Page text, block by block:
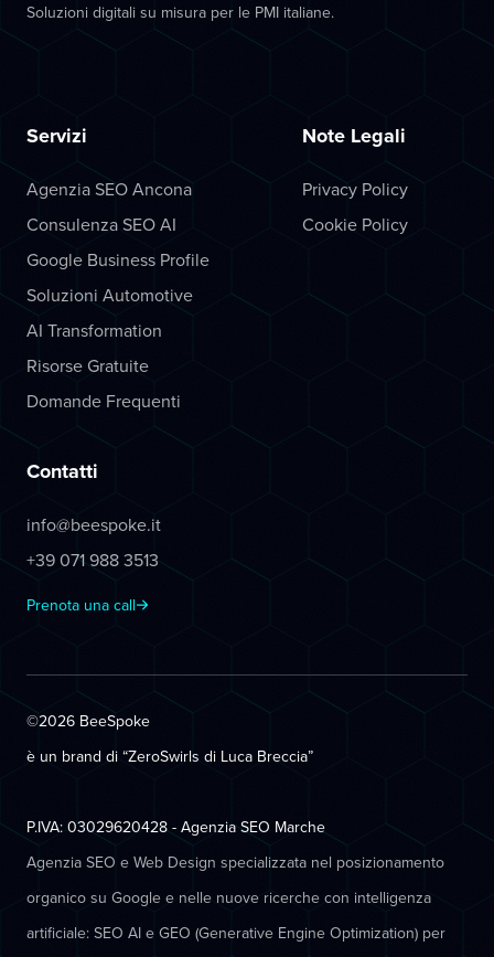
Soluzioni digitali su misura per le PMI italiane.
Servizi
Agenzia SEO Ancona
Consulenza SEO AI
Google Business Profile
Soluzioni Automotive
AI Transformation
Risorse Gratuite
Domande Frequenti
Note Legali
Privacy Policy
Cookie Policy
Contatti
info@beespoke.it
+39 071 988 3513
Prenota una call
©2026 BeeSpoke
è un brand di “ZeroSwirls di Luca Breccia”
P.IVA: 03029620428 - Agenzia SEO Marche
Agenzia SEO e Web Design specializzata nel posizionamento
organico su Google e nelle nuove ricerche con intelligenza
artificiale: SEO AI e GEO (Generative Engine Optimization) per